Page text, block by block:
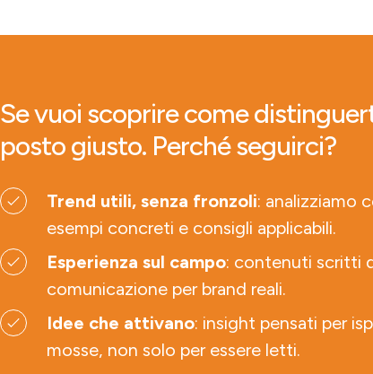
Se vuoi scoprire come
posto giusto. Perché seguirci?
Trend utili, senza fronzoli: analizziamo
esempi concreti e consigli applicabili.
Esperienza sul campo: contenuti scritti
comunicazione per brand reali.
Idee che attivano: insight pensati per
mosse, non solo per essere letti.